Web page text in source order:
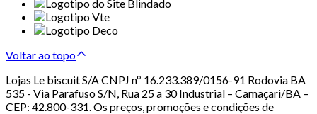
Voltar ao topo
Lojas Le biscuit S/A CNPJ nº 16.233.389/0156-91 Rodovia BA
535 - Via Parafuso S/N, Rua 25 a 30 Industrial – Camaçari/BA –
CEP: 42.800-331. Os preços, promoções e condições de